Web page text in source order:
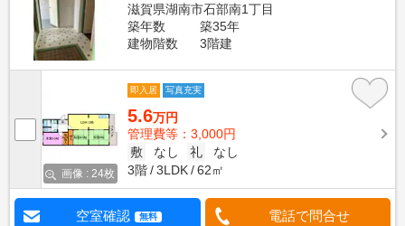
滋賀県湖南市石部南1丁目
築年数
築35年
建物階数
3階建
画像 : 24枚
即入居 写真充実
5.6万円
管理費等：3,000円
敷
なし 礼
なし
3階
3LDK 62㎡
空室確認 無料 電話で問合せ